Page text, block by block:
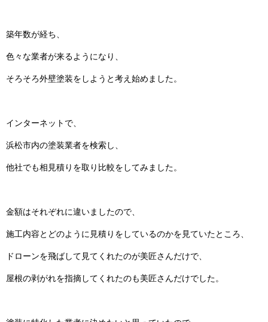
築年数が経ち、
色々な業者が来るようになり、
そろそろ外壁塗装をしようと考え始めました。
インターネットで、
浜松市内の塗装業者を検索し、
他社でも相見積りを取り比較をしてみました。
金額はそれぞれに違いましたので、
施工内容とどのように見積りをしているのかを見ていたところ、
ドローンを飛ばして見てくれたのが美匠さんだけで、
屋根の剥がれを指摘してくれたのも美匠さんだけでした。